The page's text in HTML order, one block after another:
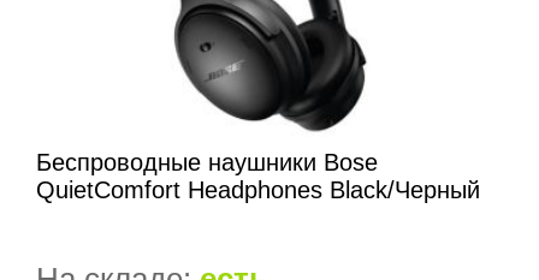
Беспроводные наушники Bose
QuietComfort Headphones Black/Черный